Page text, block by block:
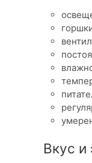
Вкус и